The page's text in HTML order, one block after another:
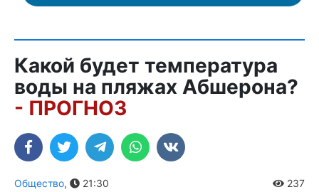
Какой будет температура
воды на пляжах Абшерона?
- ПРОГНОЗ
Общество, 21:30 237